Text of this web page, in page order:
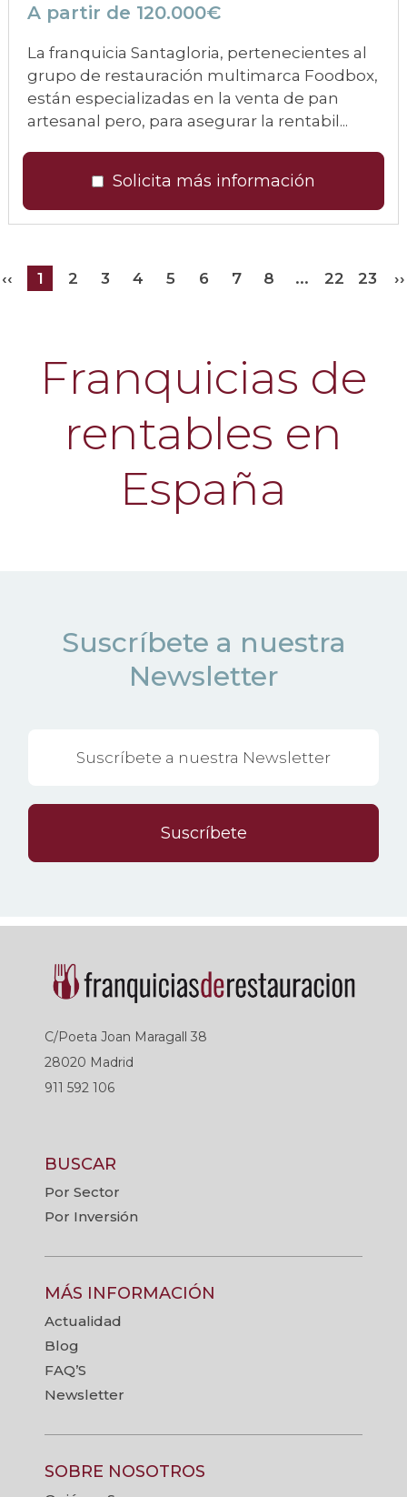
A partir de 120.000€
La franquicia Santagloria, pertenecientes al
grupo de restauración multimarca Foodbox,
están especializadas en la venta de pan
artesanal pero, para asegurar la rentabil...
Solicita más información
‹‹ 1 2 3 4 5 6 7 8 ... 22 23 ››
Franquicias de
rentables en
España
Suscríbete a nuestra
Newsletter
Suscríbete
C/Poeta Joan Maragall 38
28020 Madrid
911 592 106
BUSCAR
Por Sector
Por Inversión
MÁS INFORMACIÓN
Actualidad
Blog
FAQ’S
Newsletter
SOBRE NOSOTROS